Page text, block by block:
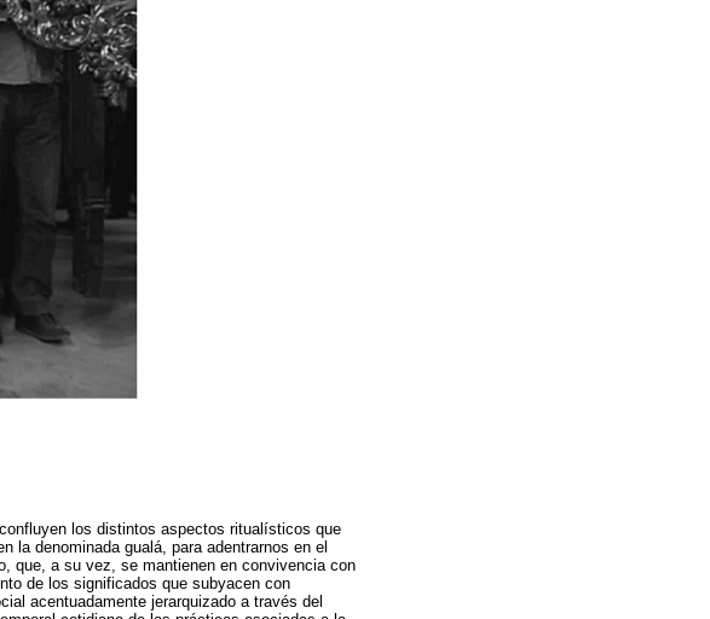
los distintos aspectos ritualísticos que
la denominada gualá, para adentrarnos en el
que, a su vez, se mantienen en convivencia con
de los significados que subyacen con
acentuadamente jerarquizado a través del